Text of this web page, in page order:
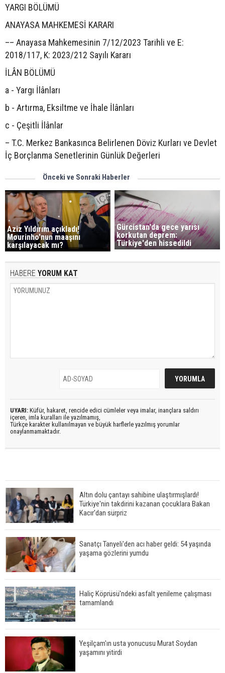
YARGI BÖLÜMÜ
ANAYASA MAHKEMESİ KARARI
–– Anayasa Mahkemesinin 7/12/2023 Tarihli ve E:
2018/117, K: 2023/212 Sayılı Kararı
İLÂN BÖLÜMÜ
a - Yargı İlânları
b - Artırma, Eksiltme ve İhale İlânları
c - Çeşitli İlânlar
– T.C. Merkez Bankasınca Belirlenen Döviz Kurları ve Devlet
İç Borçlanma Senetlerinin Günlük Değerleri
Önceki ve Sonraki Haberler
Aziz Yıldırım açıkladı!
Mourinho'nun maaşını
karşılayacak mı?
Gürcistan'da gece yarısı
korkutan deprem:
Türkiye'den hissedildi
HABERE YORUM KAT
UYARI: Küfür, hakaret, rencide edici cümleler veya imalar, inançlara saldırı
içeren, imla kuralları ile yazılmamış,
Türkçe karakter kullanılmayan ve büyük harflerle yazılmış yorumlar
onaylanmamaktadır.
Altın dolu çantayı sahibine ulaştırmışlardı!
Türkiye'nin takdirini kazanan çocuklara Bakan
Kacır'dan sürpriz
Sanatçı Tanyeli'den acı haber geldi: 54 yaşında
yaşama gözlerini yumdu
Haliç Köprüsü'ndeki asfalt yenileme çalışması
tamamlandı
Yeşilçam'ın usta yonucusu Murat Soydan
yaşamını yitirdi